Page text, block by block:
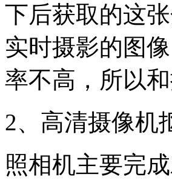
下后获取的这
实时摄影的图
率不高，所以
2、高清摄像机
照相机主要完